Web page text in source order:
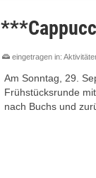
eingetragen in:
Am Sonntag, 29.
Frühstücksrunde
nach Buchs und